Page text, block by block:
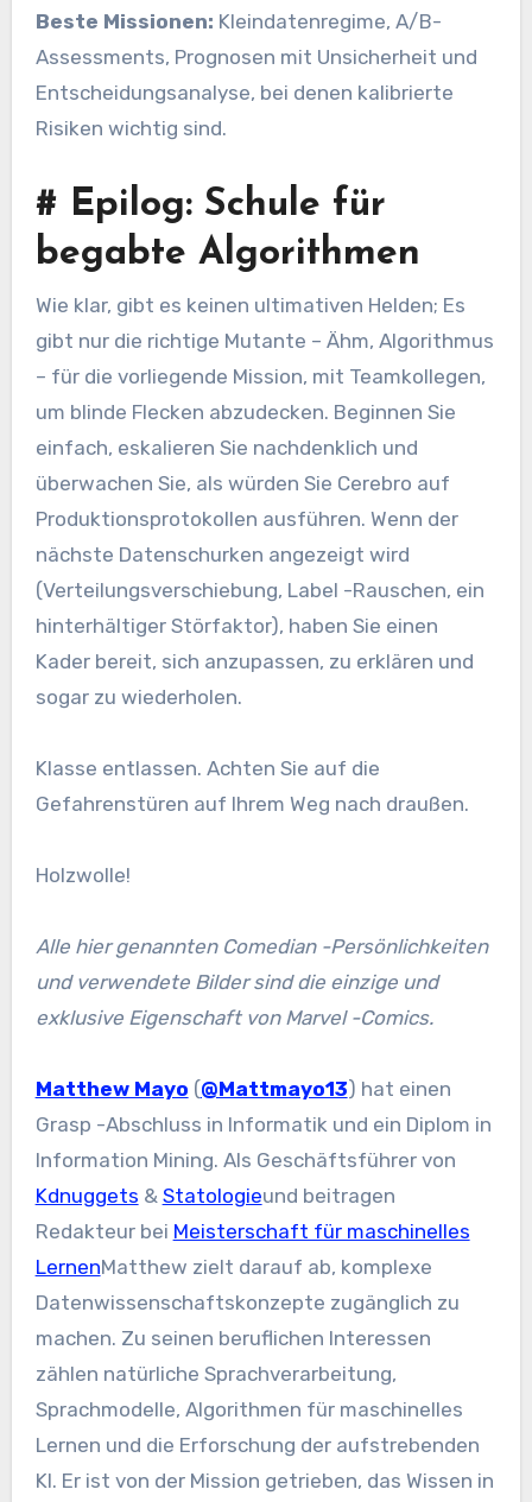
Beste Missionen: Kleindatenregime, A/B-
Assessments, Prognosen mit Unsicherheit und
Entscheidungsanalyse, bei denen kalibrierte
Risiken wichtig sind.
# Epilog: Schule für
begabte Algorithmen
Wie klar, gibt es keinen ultimativen Helden; Es
gibt nur die richtige Mutante – Ähm, Algorithmus
– für die vorliegende Mission, mit Teamkollegen,
um blinde Flecken abzudecken. Beginnen Sie
einfach, eskalieren Sie nachdenklich und
überwachen Sie, als würden Sie Cerebro auf
Produktionsprotokollen ausführen. Wenn der
nächste Datenschurken angezeigt wird
(Verteilungsverschiebung, Label -Rauschen, ein
hinterhältiger Störfaktor), haben Sie einen
Kader bereit, sich anzupassen, zu erklären und
sogar zu wiederholen.
Klasse entlassen. Achten Sie auf die
Gefahrenstüren auf Ihrem Weg nach draußen.
Holzwolle!
Alle hier genannten Comedian -Persönlichkeiten
und verwendete Bilder sind die einzige und
exklusive Eigenschaft von Marvel -Comics.
Matthew Mayo (@Mattmayo13) hat einen
Grasp -Abschluss in Informatik und ein Diplom in
Information Mining. Als Geschäftsführer von
Kdnuggets & Statologieund beitragen
Redakteur bei Meisterschaft für maschinelles
LernenMatthew zielt darauf ab, komplexe
Datenwissenschaftskonzepte zugänglich zu
machen. Zu seinen beruflichen Interessen
zählen natürliche Sprachverarbeitung,
Sprachmodelle, Algorithmen für maschinelles
Lernen und die Erforschung der aufstrebenden
KI. Er ist von der Mission getrieben, das Wissen in